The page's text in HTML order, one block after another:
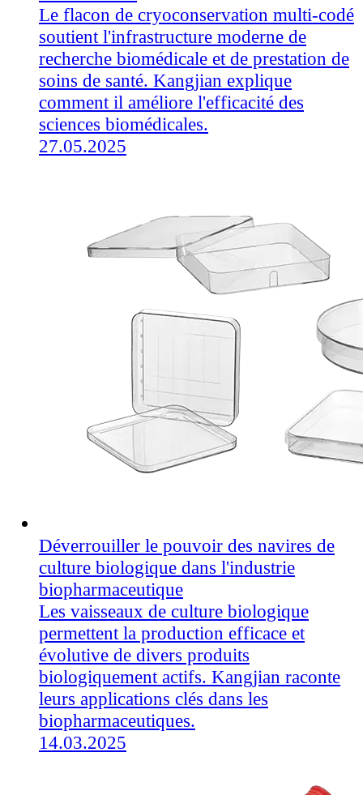
Le flacon de cryoconservation multi-codé
soutient l'infrastructure moderne de
recherche biomédicale et de prestation de
soins de santé. Kangjian explique
comment il améliore l'efficacité des
sciences biomédicales.
27.05.2025
Déverrouiller le pouvoir des navires de
culture biologique dans l'industrie
biopharmaceutique
Les vaisseaux de culture biologique
permettent la production efficace et
évolutive de divers produits
biologiquement actifs. Kangjian raconte
leurs applications clés dans les
biopharmaceutiques.
14.03.2025